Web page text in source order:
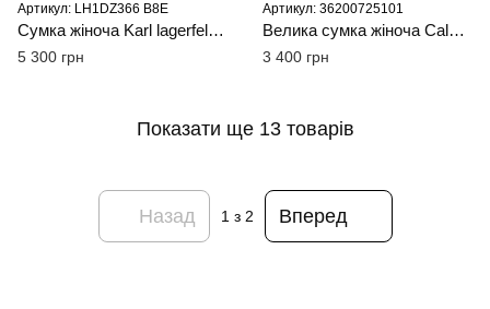
Артикул: LH1DZ366 B8E
Сумка жіноча Karl lagerfeld з бантом чорна
5 300 грн
Артикул: 36200725101
Велика сумка жіноча Calvin Klein біла
3 400 грн
Показати ще 13 товарів
Назад 1 з 2 Вперед